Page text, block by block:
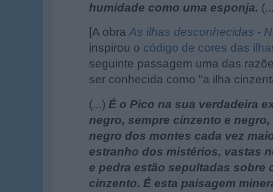
humidade como uma esponja.
[A obraAs ilhas desconhecidas -
inspirou o código de cores das
seguinte passagem uma das
ser conhecida como "a ilha
(...) É o Pico na sua verdadeira
negro, sempre cinzento e
negro dos montes cada vez
estranho dos mistérios, vastas
e pedra estão sepultadas sobre
cinzento. É esta paisagem